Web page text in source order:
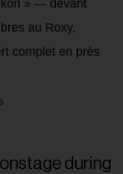
» — devant
au Roxy,
complet en près